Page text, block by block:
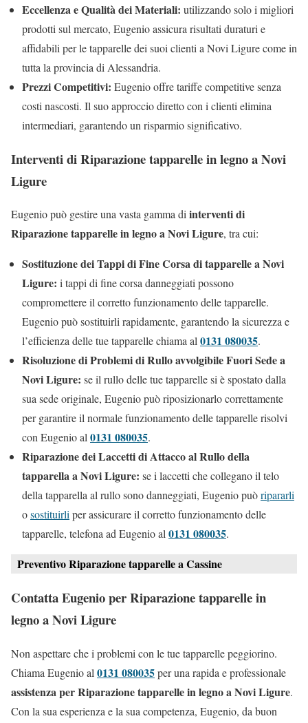
Eccellenza e Qualità dei Materiali: utilizzando solo i migliori
prodotti sul mercato, Eugenio assicura risultati duraturi e
affidabili per le tapparelle dei suoi clienti a Novi Ligure come in
tutta la provincia di Alessandria.
Prezzi Competitivi: Eugenio offre tariffe competitive senza
costi nascosti. Il suo approccio diretto con i clienti elimina
intermediari, garantendo un risparmio significativo.
Interventi di Riparazione tapparelle in legno a Novi
Ligure
Eugenio può gestire una vasta gamma diinterventi di
Riparazione tapparelle in legno a Novi Ligure, tra cui:
Sostituzione dei Tappi di Fine Corsa di tapparelle a Novi
Ligure: i tappi di fine corsa danneggiati possono
compromettere il corretto funzionamento delle tapparelle.
Eugenio può sostituirli rapidamente, garantendo la sicurezza e
l’efficienza delle tue tapparelle chiama al0131 080035.
Risoluzione di Problemi di Rullo avvolgibile Fuori Sede a
Novi Ligure: se il rullo delle tue tapparelle si è spostato dalla
sua sede originale, Eugenio può riposizionarlo correttamente
per garantire il normale funzionamento delle tapparelle risolvi
con Eugenio al0131 080035.
Riparazione dei Laccetti di Attacco al Rullo della
tapparella a Novi Ligure: se i laccetti che collegano il telo
della tapparella al rullo sono danneggiati, Eugenio puòripararli
osostituirliper assicurare il corretto funzionamento delle
tapparelle, telefona ad Eugenio al0131 080035.
Preventivo Riparazione tapparelle a Cassine
Contatta Eugenio per Riparazione tapparelle in
legno a Novi Ligure
Non aspettare che i problemi con le tue tapparelle peggiorino.
Chiama Eugenio al 0131 080035per una rapida e professionale
assistenza per Riparazione tapparelle in legno a Novi Ligure.
Con la sua esperienza e la sua competenza, Eugenio, da buon